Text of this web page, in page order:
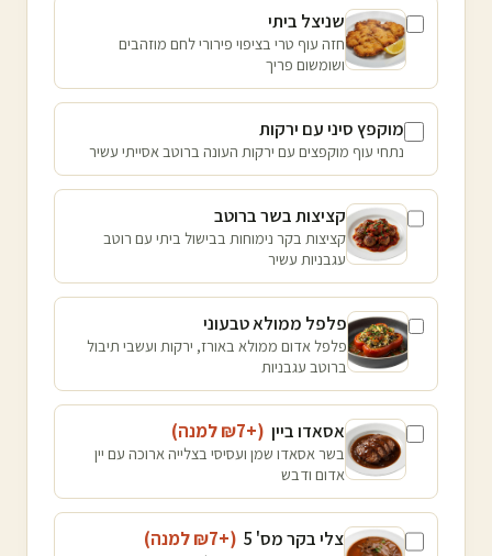
שניצל ביתי
חזה עוף טרי בציפוי פירורי לחם מוזהבים
ושומשום פריך
מוקפץ סיני עם ירקות
נתחי עוף מוקפצים עם ירקות העונה ברוטב אסייתי עשיר
קציצות בשר ברוטב
קציצות בקר נימוחות בבישול ביתי עם רוטב
עגבניות עשיר
פלפל ממולא טבעוני
פלפל אדום ממולא באורז, ירקות ועשבי תיבול
ברוטב עגבניות
אסאדו ביין (+₪
7 למנה)
בשר אסאדו שמן ועסיסי בצלייה ארוכה עם יין
אדום ודבש
צלי בקר מס' 5 (+₪
7 למנה)